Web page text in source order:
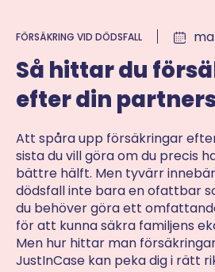
FÖRSÄKRING VID DÖDSFALL
Så hittar du
efter din
Att spåra upp försäkringar
sista du vill göra om du precis
bättre hälft. Men tyvärr
dödsfall inte bara en ofattbar
du behöver göra ett
för att kunna säkra familjens
Men hur hittar man
JustInCase kan peka dig i rätt